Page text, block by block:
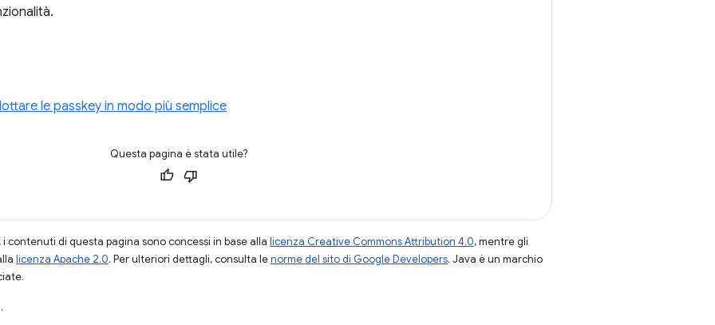
le passkey in modo più semplice
Questa pagina è stata utile?
contenuti di questa pagina sono concessi in base alla licenza Creative Commons Attribution 4.0, mentre gli
licenza Apache 2.0. Per ulteriori dettagli, consulta lenorme del sito di Google Developers. Java è un marchio